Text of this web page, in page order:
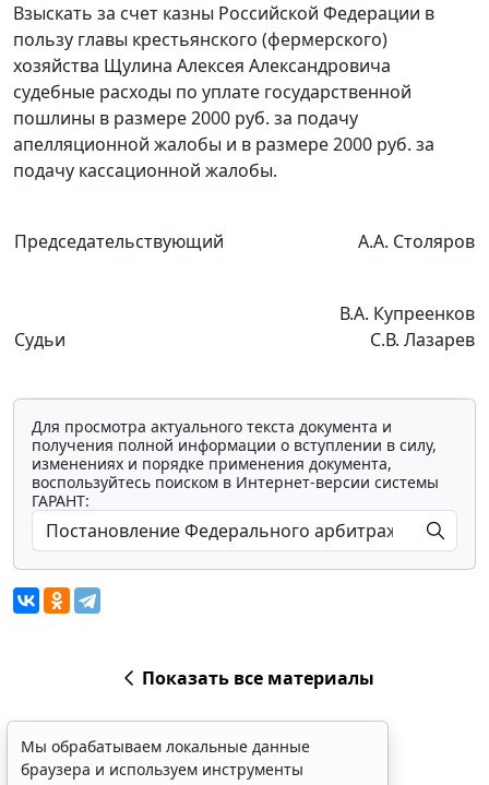
Взыскать за счет казны Российской Федерации в
пользу главы крестьянского (фермерского)
хозяйства Щулина Алексея Александровича
судебные расходы по уплате государственной
пошлины в размере 2000 руб. за подачу
апелляционной жалобы и в размере 2000 руб. за
подачу кассационной жалобы.
Председательствующий А.А. Столяров
Судьи
В.А. Купреенков
С.В. Лазарев
Для просмотра актуального текста документа и
получения полной информации о вступлении в силу,
изменениях и порядке применения документа,
воспользуйтесь поиском в Интернет-версии системы
ГАРАНТ:
Показать все материалы
Мы обрабатываем локальные данные
браузера и используем инструменты